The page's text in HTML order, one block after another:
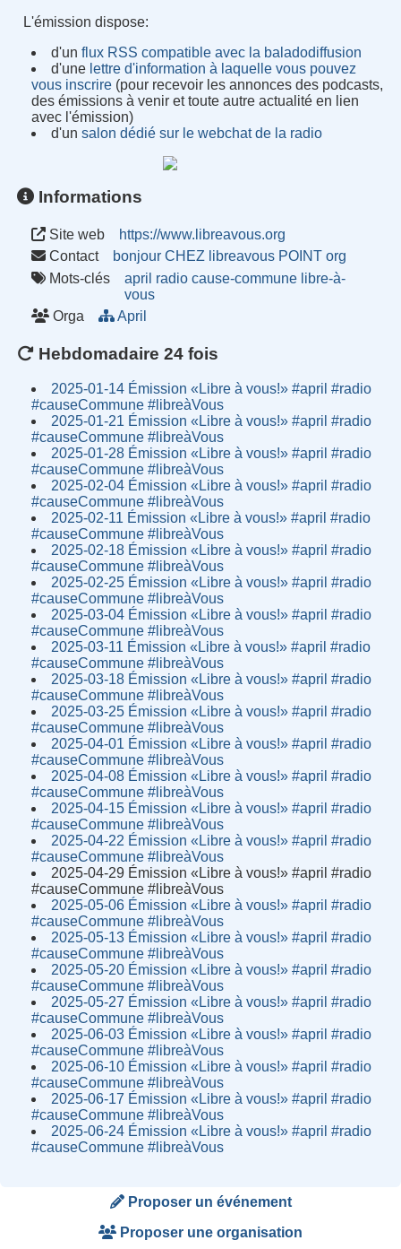
L'émission dispose:
d'unflux RSS compatible avec la baladodiffusion
d'une lettre d'information à laquelle vous pouvez
vous inscrire (pour recevoir les annonces des podcasts,
des émissions à venir et toute autre actualité en lien
avec l'émission)
d'unsalon dédié sur le webchat de la radio
Informations
Site web
https://www.libreavous.org
Contact
bonjour CHEZ libreavous POINT org
Mots-clés
april radio cause-commune libre-à-
vous
Orga
April
Hebdomadaire 24 fois
2025-01-14 Émission «Libre à vous!» #april #radio
#causeCommune #libreàVous
2025-01-21 Émission «Libre à vous!» #april #radio
#causeCommune #libreàVous
2025-01-28 Émission «Libre à vous!» #april #radio
#causeCommune #libreàVous
2025-02-04 Émission «Libre à vous!» #april #radio
#causeCommune #libreàVous
2025-02-11 Émission «Libre à vous!» #april #radio
#causeCommune #libreàVous
2025-02-18 Émission «Libre à vous!» #april #radio
#causeCommune #libreàVous
2025-02-25 Émission «Libre à vous!» #april #radio
#causeCommune #libreàVous
2025-03-04 Émission «Libre à vous!» #april #radio
#causeCommune #libreàVous
2025-03-11 Émission «Libre à vous!» #april #radio
#causeCommune #libreàVous
2025-03-18 Émission «Libre à vous!» #april #radio
#causeCommune #libreàVous
2025-03-25 Émission «Libre à vous!» #april #radio
#causeCommune #libreàVous
2025-04-01 Émission «Libre à vous!» #april #radio
#causeCommune #libreàVous
2025-04-08 Émission «Libre à vous!» #april #radio
#causeCommune #libreàVous
2025-04-15 Émission «Libre à vous!» #april #radio
#causeCommune #libreàVous
2025-04-22 Émission «Libre à vous!» #april #radio
#causeCommune #libreàVous
2025-04-29 Émission «Libre à vous!» #april #radio
#causeCommune #libreàVous
2025-05-06 Émission «Libre à vous!» #april #radio
#causeCommune #libreàVous
2025-05-13 Émission «Libre à vous!» #april #radio
#causeCommune #libreàVous
2025-05-20 Émission «Libre à vous!» #april #radio
#causeCommune #libreàVous
2025-05-27 Émission «Libre à vous!» #april #radio
#causeCommune #libreàVous
2025-06-03 Émission «Libre à vous!» #april #radio
#causeCommune #libreàVous
2025-06-10 Émission «Libre à vous!» #april #radio
#causeCommune #libreàVous
2025-06-17 Émission «Libre à vous!» #april #radio
#causeCommune #libreàVous
2025-06-24 Émission «Libre à vous!» #april #radio
#causeCommune #libreàVous
Proposer un événement
Proposer une organisation